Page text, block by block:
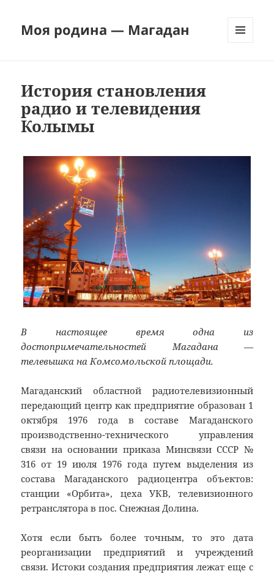
Моя родина — Магадан
История становления
радио и телевидения
Колымы
В настоящее время одна из
достопримечательностей Магадана —
телевышка на Комсомольской площади.
Магаданский областной радиотелевизионный
передающий центр как предприятие образован 1
октября 1976 года в составе Магаданского
производственно-технического управления
связи на основании приказа Минсвязи СССР №
316 от 19 июля 1976 года путем выделения из
состава Магаданского радиоцентра объектов:
станции «Орбита», цеха УКВ, телевизионного
ретранслятора в пос. Снежная Долина.
Хотя если быть более точным, то это дата
реорганизации предприятий и учреждений
связи. Истоки создания предприятия лежат еще с